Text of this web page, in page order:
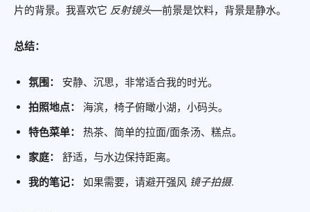
片的背景。我喜欢它 反射镜头—前景是饮料，背景是静水。
总结：
氛围：
安静、沉思，非常适合我的时光。
拍照地点：
海滨，椅子俯瞰小湖，小码头。
特色菜单：
热茶、简单的拉面/面条汤、糕点。
家庭：
舒适，与水边保持距离。
我的笔记：
如果需要，请避开强风 镜子拍摄.